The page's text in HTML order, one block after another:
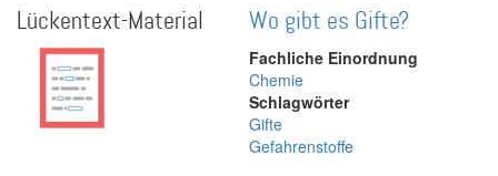
Lückentext-Material Wo gibt es Gifte?
Fachliche Einordnung
Chemie
Schlagwörter
Gifte
Gefahrenstoffe